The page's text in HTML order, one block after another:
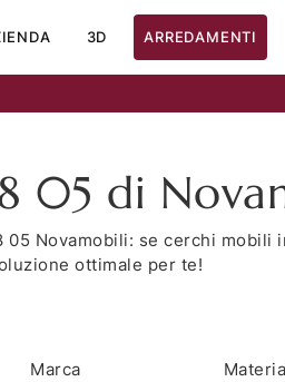
3D ARREDAMENTI
05 di
05 Novamobili: se cerchi mobili
ottimale per te!
Marca